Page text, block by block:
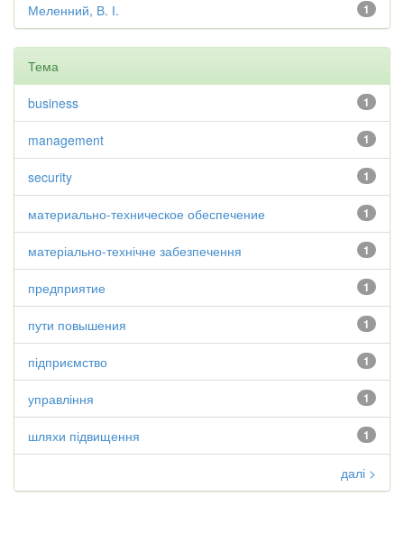
1
Меленний, В. І.
Тема
1
business
1
management
1
security
1
материально-техническое обеспечение
1
матеріально-технічне забезпечення
1
предприятие
1
пути повышения
1
підприємство
1
управління
1
шляхи підвищення
далі >